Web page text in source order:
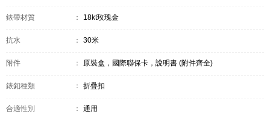
錶帶材質 ： 18kt玫瑰金
抗水 ： 30米
附件 ： 原裝盒，國際聯保卡，說明書 (附件齊全)
錶釦種類 ： 折疊扣
合適性別 ： 通用